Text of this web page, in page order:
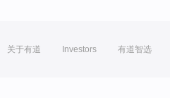
关于有道 Investors 有道智选